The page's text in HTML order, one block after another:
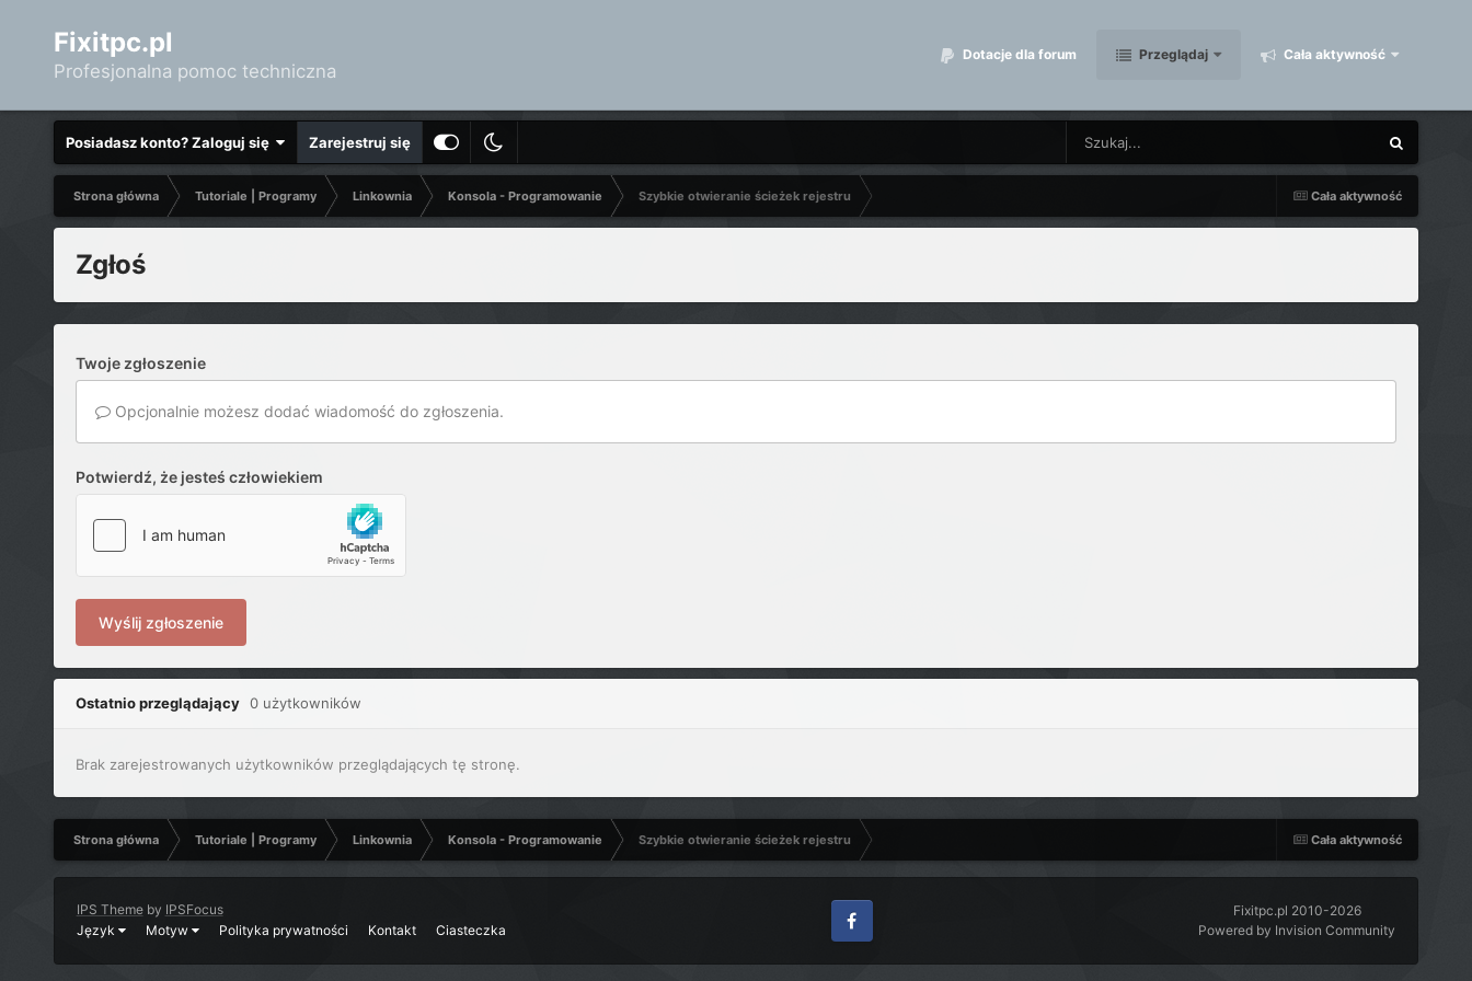
Fixitpc.pl
Profesjonalna pomoc techniczna
Dotacje dla forum Przeglądaj Cała aktywność
Posiadasz konto? Zaloguj się Zarejestruj się
Cała aktywność
Strona główna Tutoriale | Programy Linkownia Konsola - Programowanie Szybkie otwieranie ścieżek rejestru
Zgłoś
Twoje zgłoszenie
Opcjonalnie możesz dodać wiadomość do zgłoszenia.
Potwierdź, że jesteś człowiekiem
Wyślij zgłoszenie
Ostatnio przeglądający 0 użytkowników
Brak zarejestrowanych użytkowników przeglądających tę stronę.
Cała aktywność
Strona główna Tutoriale | Programy Linkownia Konsola - Programowanie Szybkie otwieranie ścieżek rejestru
IPS Themeby IPSFocus
Język
Motyw Polityka prywatności Kontakt Ciasteczka
Facebook
Fixitpc.pl 2010-2026
Powered by Invision Community